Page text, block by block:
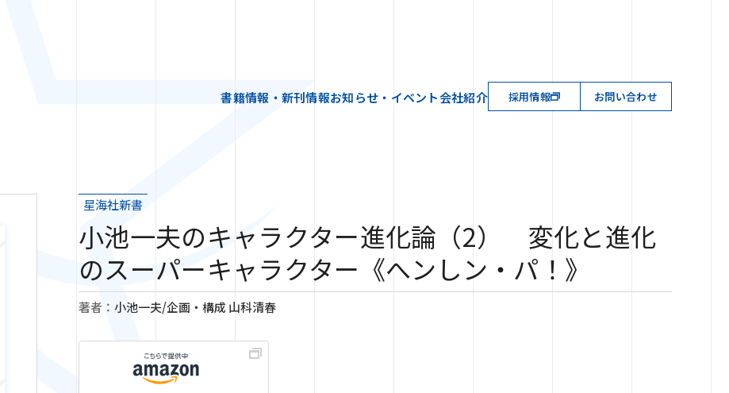
書籍情報・新刊情報お知らせ・イベント会社紹介 採用情報 お問い合わせ
星海社新書
小池一夫のキャラクター進化論（2） 変化と進化
のスーパーキャラクター《へンしン・パ！》
著者： 小池一夫/企画・構成 山科清春